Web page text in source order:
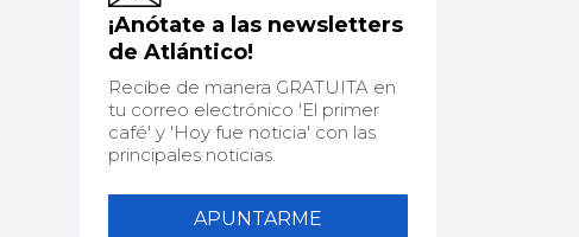
¡Anótate a las newsletters
de Atlántico!
Recibe de manera GRATUITA en
tu correo electrónico 'El primer
café' y 'Hoy fue noticia' con las
principales noticias.
APUNTARME